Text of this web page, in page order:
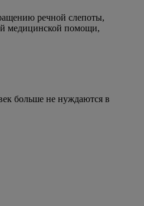
речной слепоты,
медицинской помощи,
больше не нуждаются в